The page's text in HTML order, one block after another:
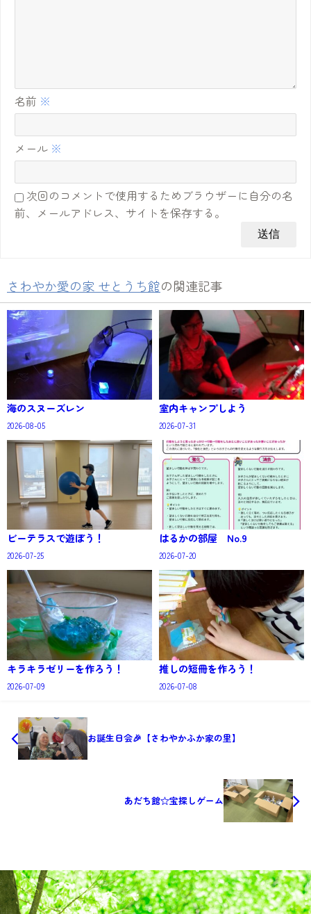
名前 ※
メール ※
次回のコメントで使用するためブラウザーに自分の名
前、メールアドレス、サイトを保存する。
さわやか愛の家 せとうち館の関連記事
海のスヌーズレン
2026-08-05
室内キャンプしよう
2026-07-31
ビーテラスで遊ぼう！
2026-07-25
はるかの部屋 No.9
2026-07-20
キラキラゼリーを作ろう！
2026-07-09
推しの短冊を作ろう！
2026-07-08
お誕生日会🎉【さわやかふか家の里】
あだち館☆宝探しゲーム